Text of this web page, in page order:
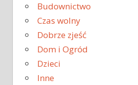
Budownictwo
Czas wolny
Dobrze zjeść
Dom i Ogród
Dzieci
Inne